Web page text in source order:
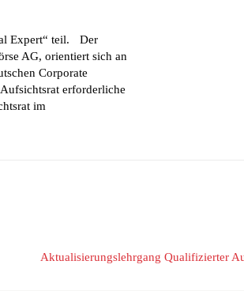
Expert“ teil. Der
AG, orientiert sich an
Corporate
erforderliche
im
Aktualisierungslehrgang Qualifizierter